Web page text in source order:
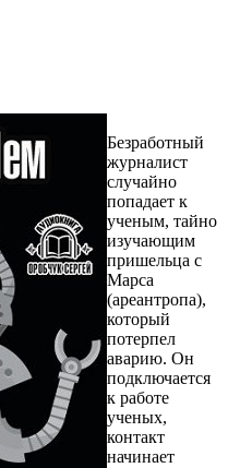
Безработный
журналист
случайно
попадает к
ученым, тайно
изучающим
пришельца с
Марса
(ареантропа),
который
потерпел
аварию. Он
подключается
к работе
ученых,
контакт
начинает